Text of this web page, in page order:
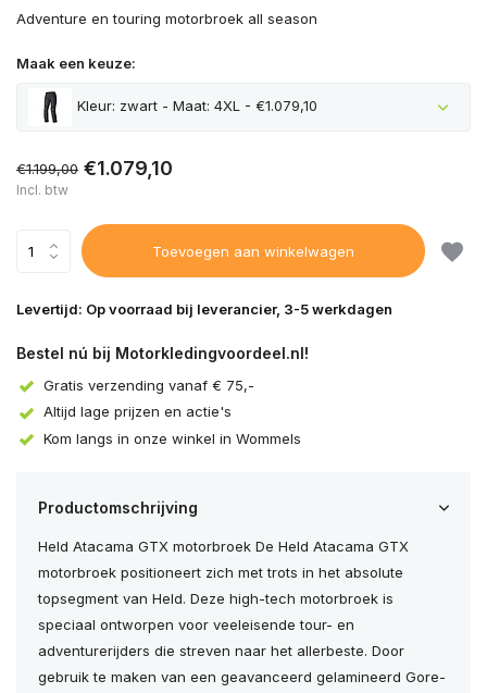
Adventure en touring motorbroek all season
Maak een keuze:
Kleur: zwart - Maat: 4XL - €1.079,10
€1.199,00 €1.079,10
Incl. btw
Toevoegen aan winkelwagen
Levertijd: Op voorraad bij leverancier, 3-5 werkdagen
Bestel nú bij Motorkledingvoordeel.nl!
Gratis verzending vanaf € 75,-
Altijd lage prijzen en actie's
Kom langs in onze winkel in Wommels
Productomschrijving
Held Atacama GTX motorbroek De Held Atacama GTX
motorbroek positioneert zich met trots in het absolute
topsegment van Held. Deze high-tech motorbroek is
speciaal ontworpen voor veeleisende tour- en
adventurerijders die streven naar het allerbeste. Door
gebruik te maken van een geavanceerd gelamineerd Gore-